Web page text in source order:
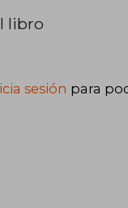
libro
sesión para